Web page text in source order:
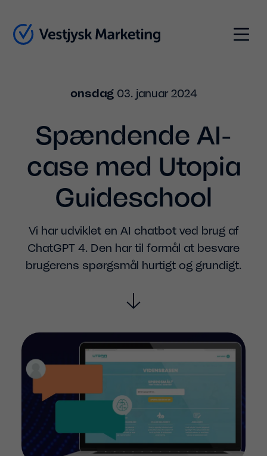
onsdag03. januar 2024
Spændende AI-
case med Utopia
Guideschool
Vi har udviklet en AI chatbot ved brug af
ChatGPT 4. Den har til formål at besvare
brugerens spørgsmål hurtigt og grundigt.